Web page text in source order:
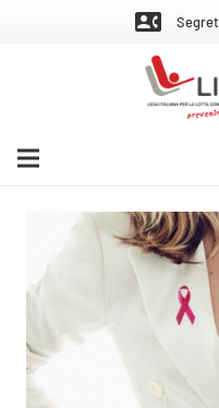
contact_phone